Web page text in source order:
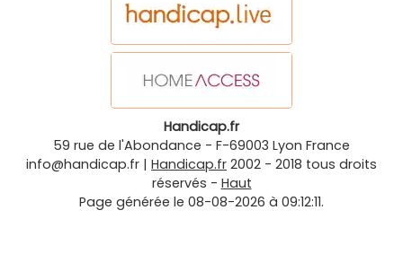
Handicap.fr
59 rue de l'Abondance - F-69003 Lyon France
info@handicap.fr | Handicap.fr 2002 - 2018 tous droits
réservés - Haut
Page générée le 08-08-2026 à 09:12:11.